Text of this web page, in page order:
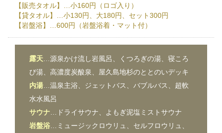
【販売タオル】…小160円（ロゴ入り）
【貸タオル】…小130円、大180円、セット300円
【岩盤浴】…600円（岩盤浴着・マット付）
露天 …源泉かけ流し岩風呂、くつろぎの湯、寝ころ
び湯、高濃度炭酸泉、屋久島地杉のととのいデッキ
内湯 …温泉主浴、ジェットバス、バブルバス、超軟
水水風呂
サウナ …ドライサウナ、よもぎ泥塩ミストサウナ
岩盤浴 …ミュージックロウリュ、セルフロウリュ、